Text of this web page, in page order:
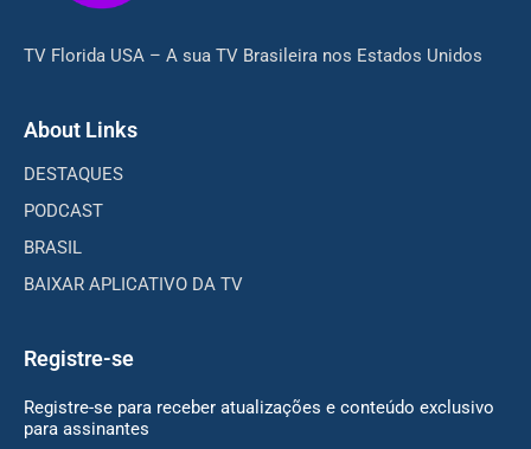
TV Florida USA – A sua TV Brasileira nos Estados Unidos
About Links
DESTAQUES
PODCAST
BRASIL
BAIXAR APLICATIVO DA TV
Registre-se
Registre-se para receber atualizações e conteúdo exclusivo
para assinantes